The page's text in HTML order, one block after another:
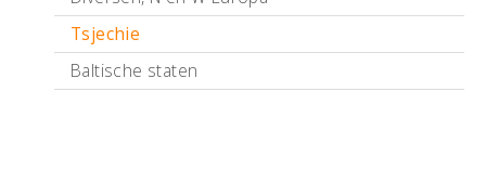
Tsjechie
Baltische staten